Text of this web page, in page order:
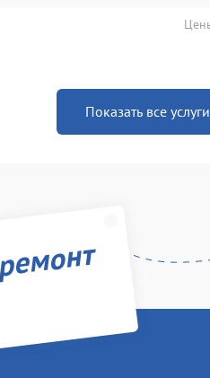
Показать все услуги